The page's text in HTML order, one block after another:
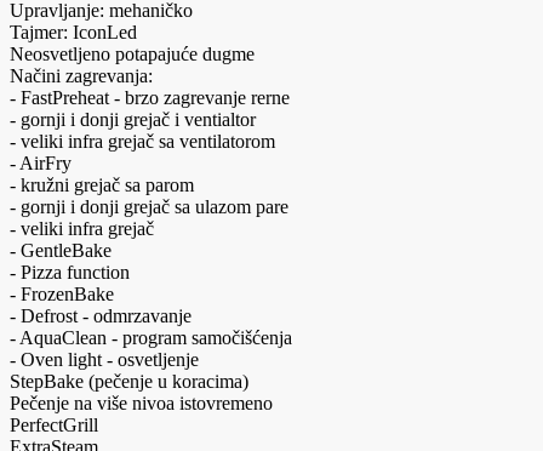
Upravljanje: mehaničko
Tajmer: IconLed
Neosvetljeno potapajuće dugme
Načini zagrevanja:
- FastPreheat - brzo zagrevanje rerne
- gornji i donji grejač i ventialtor
- veliki infra grejač sa ventilatorom
- AirFry
- kružni grejač sa parom
- gornji i donji grejač sa ulazom pare
- veliki infra grejač
- GentleBake
- Pizza function
- FrozenBake
- Defrost - odmrzavanje
- AquaClean - program samočišćenja
- Oven light - osvetljenje
StepBake (pečenje u koracima)
Pečenje na više nivoa istovremeno
PerfectGrill
ExtraSteam